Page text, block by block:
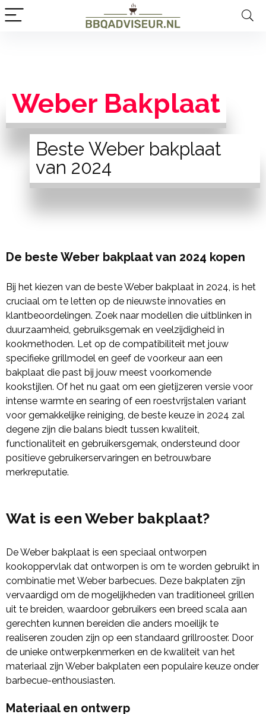
Weber Bakplaat
Beste Weber bakplaat
van 2024
De beste Weber bakplaat van 2024 kopen
Bij het kiezen van de beste Weber bakplaat in 2024, is het
cruciaal om te letten op de nieuwste innovaties en
klantbeoordelingen. Zoek naar modellen die uitblinken in
duurzaamheid, gebruiksgemak en veelzijdigheid in
kookmethoden. Let op de compatibiliteit met jouw
specifieke grillmodel en geef de voorkeur aan een
bakplaat die past bij jouw meest voorkomende
kookstijlen. Of het nu gaat om een gietijzeren versie voor
intense warmte en searing of een roestvrijstalen variant
voor gemakkelijke reiniging, de beste keuze in 2024 zal
degene zijn die balans biedt tussen kwaliteit,
functionaliteit en gebruikersgemak, ondersteund door
positieve gebruikerservaringen en betrouwbare
merkreputatie.
Wat is een Weber bakplaat?
De Weber bakplaat is een speciaal ontworpen
kookoppervlak dat ontworpen is om te worden gebruikt in
combinatie met Weber barbecues. Deze bakplaten zijn
vervaardigd om de mogelijkheden van traditioneel grillen
uit te breiden, waardoor gebruikers een breed scala aan
gerechten kunnen bereiden die anders moeilijk te
realiseren zouden zijn op een standaard grillrooster. Door
de unieke ontwerpkenmerken en de kwaliteit van het
materiaal zijn Weber bakplaten een populaire keuze onder
barbecue-enthousiasten.
Materiaal en ontwerp